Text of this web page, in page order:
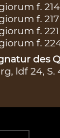
f. 214
f. 217
f. 221
f.
des
ldf 24, S.